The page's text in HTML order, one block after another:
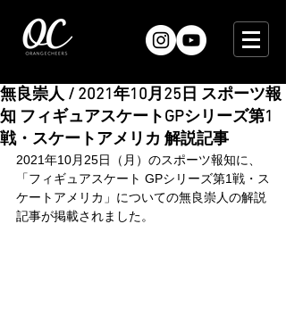
無良崇人 / 2021年10月25日 スポーツ報
知 フィギュアスケートGPシリーズ第1
戦・スケートアメリカ 解説記事
2021年10月25日（月）のスポーツ報知に、
「フィギュアスケート GPシリーズ第1戦・ス
ケートアメリカ」についての無良崇人の解説
記事が掲載されました。